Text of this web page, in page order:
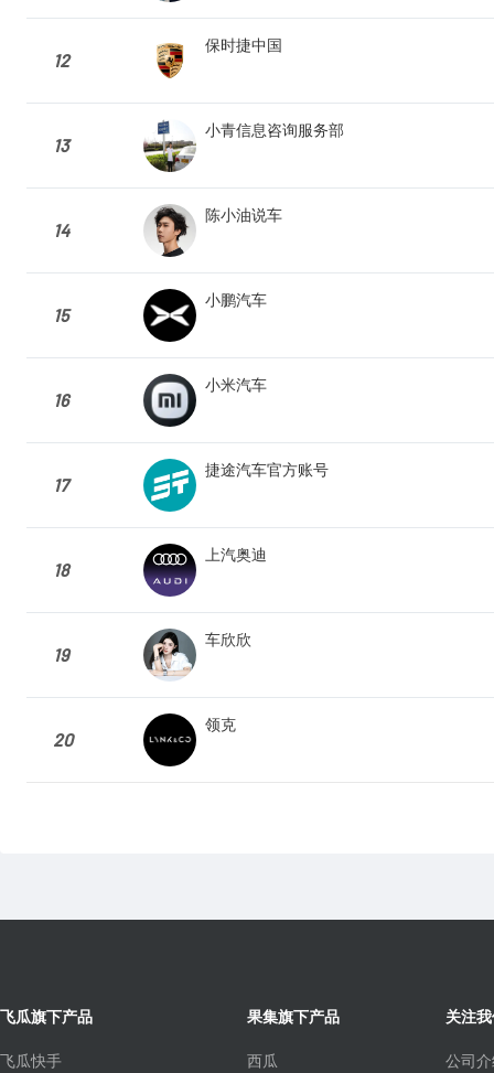
12
保时捷中国
13
小青信息咨询服务部
14
陈小油说车
15
小鹏汽车
16
小米汽车
17
捷途汽车官方账号
18
上汽奥迪
19
车欣欣
20
领克
飞瓜旗下产品
飞瓜快手
果集旗下产品
西瓜
关注
公司